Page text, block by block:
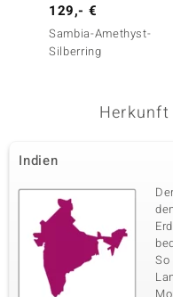
129,- €
Sambia-Amethyst-
Silberring
Indien